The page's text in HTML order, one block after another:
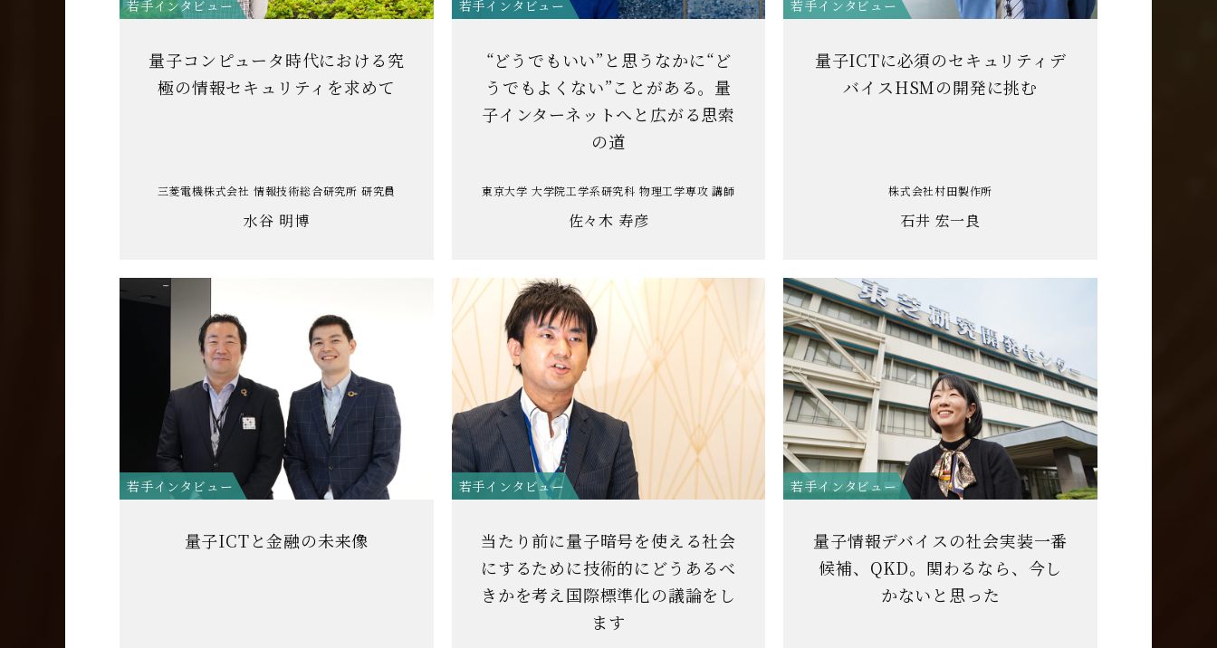
若手インタビュー
量子コンピュータ時代における究
極の情報セキュリティを求めて
三菱電機株式会社 情報技術総合研究所 研究員
水谷 明博
若手インタビュー
“どうでもいい”と思うなかに“ど
うでもよくない”ことがある。量
子インターネットへと広がる思索
の道
東京大学 大学院工学系研究科 物理工学専攻 講師
佐々木 寿彦
若手インタビュー
量子ICTに必須のセキュリティデ
バイスHSMの開発に挑む
株式会社村田製作所
石井 宏一良
若手インタビュー
量子ICTと金融の未来像
若手インタビュー
当たり前に量子暗号を使える社会
にするために技術的にどうあるべ
きかを考え国際標準化の議論をし
ます
若手インタビュー
量子情報デバイスの社会実装一番
候補、QKD。関わるなら、今し
かないと思った